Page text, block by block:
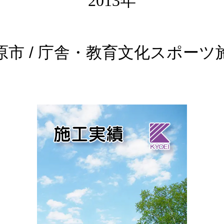
市 / 庁舎・教育文化スポーツ